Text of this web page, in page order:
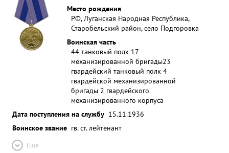
Место рождения
РФ, Луганская Народная Республика,
Старобельский район, село Подгоровка
Воинская часть
44 танковый полк 17
механизированной бригады23
гвардейский танковый полк 4
гвардейской механизированной
бригады 2 гвардейского
механизированного корпуса
Дата поступления на службу 15.11.1936
Воинское звание гв. ст. лейтенант
Ещё